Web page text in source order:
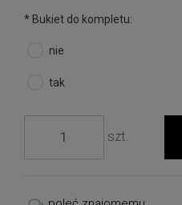
podobną kompozycję.
* Bukiet do kompletu:
nie
tak
szt.